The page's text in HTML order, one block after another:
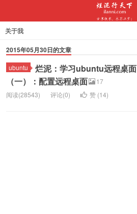
关于我
2015年05月30日的文章
ubuntu
烂泥：学习ubuntu远程桌面
（一）：配置远程桌面
17
阅读(28543)
评论(0) 赞 (14)